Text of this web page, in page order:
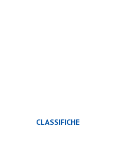
CLASSIFICHE